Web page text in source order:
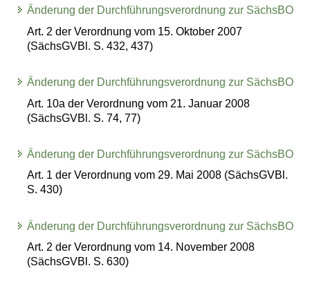
Änderung der Durchführungsverordnung zur SächsBO
Art. 2 der Verordnung vom 15. Oktober 2007
(SächsGVBl. S. 432, 437)
Änderung der Durchführungsverordnung zur SächsBO
Art. 10a der Verordnung vom 21. Januar 2008
(SächsGVBl. S. 74, 77)
Änderung der Durchführungsverordnung zur SächsBO
Art. 1 der Verordnung vom 29. Mai 2008 (SächsGVBl.
S. 430)
Änderung der Durchführungsverordnung zur SächsBO
Art. 2 der Verordnung vom 14. November 2008
(SächsGVBl. S. 630)